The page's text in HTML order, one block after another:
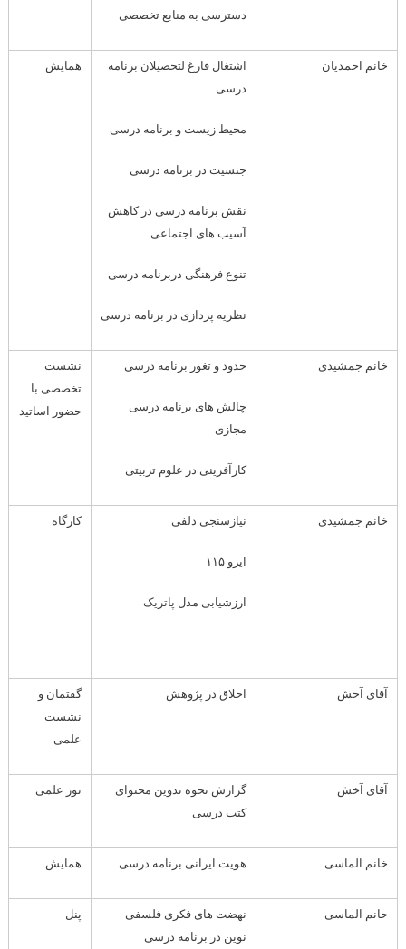
دسترسی به منابع تخصصی
خانم احمدیان
اشتغال فارغ لتحصیلان برنامه
درسی
محیط زیست و برنامه درسی
جنسیت در برنامه درسی
نقش برنامه درسی در کاهش
آسیب های اجتماعی
تنوع فرهنگی دربرنامه درسی
نظریه پردازی در برنامه درسی
همایش
خانم جمشیدی حدود و تغور برنامه درسی
چالش های برنامه درسی
مجازی
کارآفرینی در علوم تربیتی
نشست
تخصصی با
حضور اساتید
خانم جمشیدی نیازسنجی دلفی
ایزو ۱۱۵
ارزشیابی مدل پاتریک
کارگاه
آقای آخش اخلاق در پژوهش
گفتمان و
نشست
علمی
آقای آخش
گزارش نحوه تدوین محتوای
کتب درسی
تور علمی
خانم الماسی هویت ایرانی برنامه درسی همایش
حانم الماسی
نهضت های فکری فلسفی
نوین در برنامه درسی
پنل